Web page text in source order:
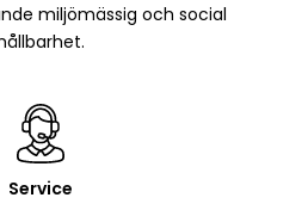
miljömässig och social
Service